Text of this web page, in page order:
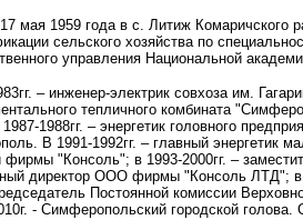
мая 1959 года в с. Литиж Комаричского
сельского хозяйства по
управления Национальной
– инженер-электрик совхоза им.
тепличного комбината
1988гг. – энергетик головного
В 1991-1992гг. – главный энергетик
фирмы "Консоль"; в 1993-2000гг. –
директор ООО фирмы "Консоль ЛТД"; в
Постоянной комиссии
- Симферопольский городской